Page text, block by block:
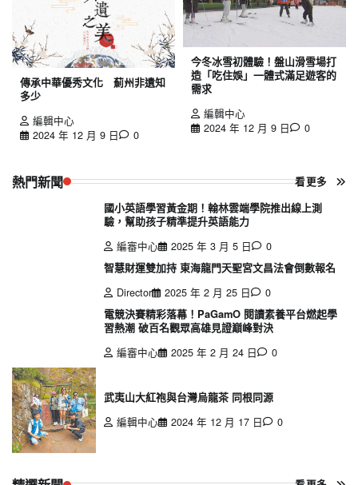
傳承中華優秀文化 薊州非遺知
多少
編輯中心
2024 年 12 月 9 日
0
今冬冰雪初體驗！盤山滑雪場打
造「吃住娛」一體式滿足遊客的
需求
編輯中心
2024 年 12 月 9 日
0
熱門新聞 看更多
國小英語學習黃金期！翰林雲端學院推出線上測
驗，幫助孩子精準提升英語能力
編審中心
2025 年 3 月 5 日
0
智慧財運雙加持 東海龍門天聖宮文昌法會倒數報名
Director
2025 年 2 月 25 日
0
電競決賽精彩落幕！PaGamO 閱讀素養平台燃起學
習熱潮 破百名觀眾高雄見證巔峰對決
編審中心
2025 年 2 月 24 日 0
武夷山大紅袍與台灣烏龍茶 同根同源
編輯中心
2024 年 12 月 17 日 0